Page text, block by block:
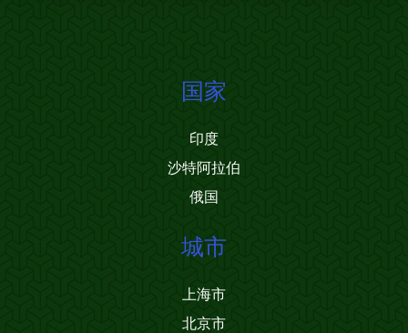
国家
印度
沙特阿拉伯
俄国
城市
上海市
北京市